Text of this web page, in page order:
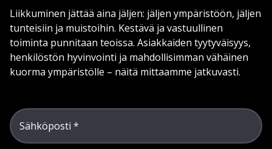
Liikkuminen jättää aina jäljen: jäljen ympäristöön, jäljen
tunteisiin ja muistoihin. Kestävä ja vastuullinen
toiminta punnitaan teoissa. Asiakkaiden tyytyväisyys,
henkilöstön hyvinvointi ja mahdollisimman vähäinen
kuorma ympäristölle – näitä mittaamme jatkuvasti.
Sähköposti